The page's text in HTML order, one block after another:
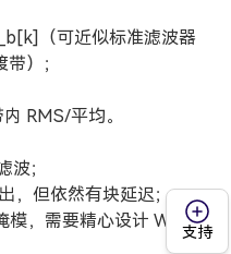
（可近似标准滤波器
）；
RMS/平均。
波；
，但依然有块延迟；
，需要精心设计 W_b 与
支持